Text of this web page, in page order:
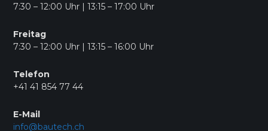
7:30 – 12:00 Uhr | 13:15 – 17:00 Uhr
Freitag
7:30 – 12:00 Uhr | 13:15 – 16:00 Uhr
Telefon
+41 41 854 77 44
E-Mail
info@bautech.ch